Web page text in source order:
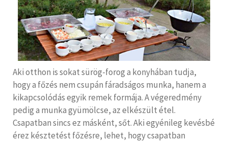
Aki otthon is sokat sürög-forog a konyhában tudja,
hogy a főzés nem csupán fáradságos munka, hanem a
kikapcsolódás egyik remek formája. A végeredmény
pedig a munka gyümölcse, az elkészült étel.
Csapatban sincs ez másként, sőt. Aki egyénileg kevésbé
érez késztetést főzésre, lehet, hogy csapatban